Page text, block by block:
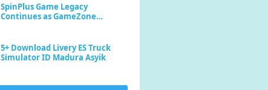
SpinPlus Game Legacy
Continues as GameZone
5+ Download Livery ES Truck
Simulator ID Madura Asyik